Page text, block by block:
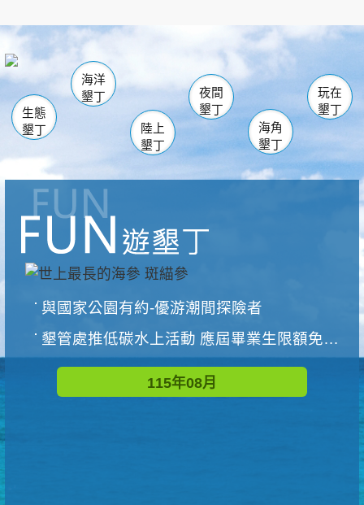
南仁湖
海生館
恆春 佳樂水
龍鑾潭自然中心 森林遊樂區
瓊麻館
關山 墾管處遊客中心
社頂公園 風吹沙
船帆石
白砂 龍磐公園
香蕉灣
砂島
鵝鑾鼻
生態
墾丁
海洋
墾丁
陸上
墾丁
夜間
墾丁
海角
墾丁
玩在
墾丁
與國家公園有約-優游潮間探險者
墾管處推低碳水上活動 應屆畢業生限額免費參加
115年08月